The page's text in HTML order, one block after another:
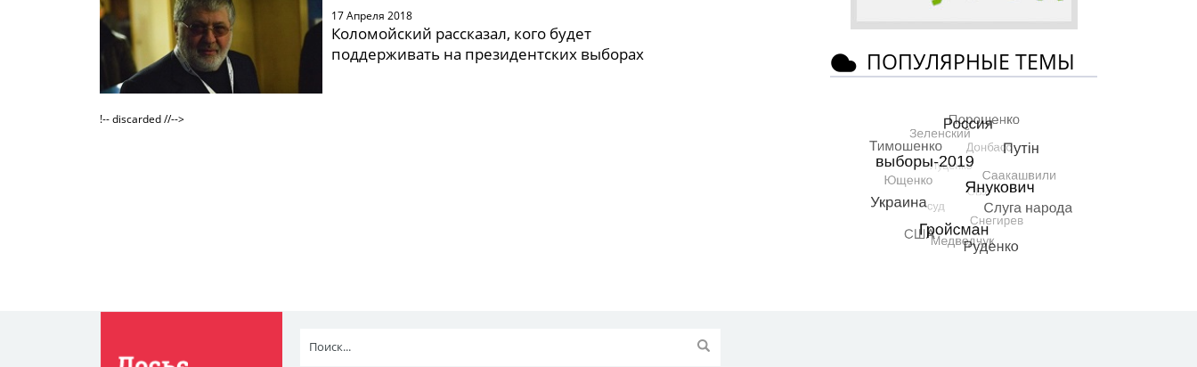
17 Апреля 2018
Коломойский рассказал, кого будет
поддерживать на президентских выборах
!-- discarded //-->
ПОПУЛЯРНЫЕ ТЕМЫ